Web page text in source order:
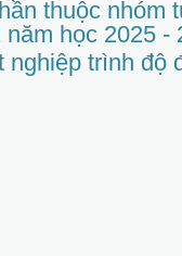
thuộc
học 2025 -
nghiệp trình độ